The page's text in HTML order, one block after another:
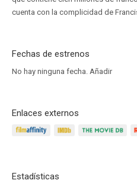
cuenta con la complicidad de
Fechas de estrenos
No hay ninguna fecha. Añadir
Enlaces externos
Estadísticas